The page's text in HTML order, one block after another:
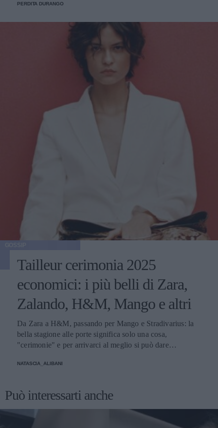
PERDITA DURANGO
Tailleur cerimonia 2025
economici: i più belli di Zara,
Zalando, H&M, Mango e altri
Da Zara a H&M, passando per Mango e Stradivarius: la
bella stagione alle porte significa solo una cosa,
"cerimonie" e per arrivarci al meglio si può dare
NATASCIA_ALIBANI
Può interessarti anche